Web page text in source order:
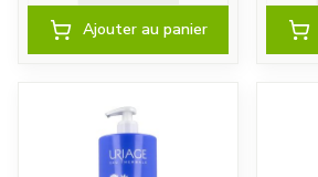
Ajouter au panier